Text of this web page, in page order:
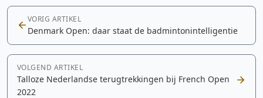
VORIG ARTIKEL
Denmark Open: daar staat de badmintonintelligentie
VOLGEND ARTIKEL
Talloze Nederlandse terugtrekkingen bij French Open
2022